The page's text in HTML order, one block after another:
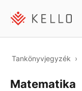
Tankönyvjegyzék
Matematika